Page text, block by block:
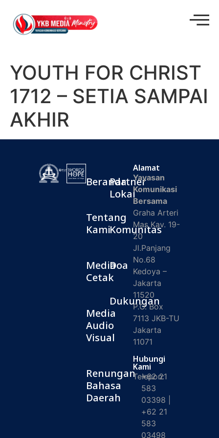
YOUTH FOR CHRIST
1712 – SETIA SAMPAI
AKHIR
Beranda
Tentang
Kami
Media
Cetak
Media
Audio
Visual
Renungan
Bahasa
Daerah
Partner
Lokal
Komunitas
Doa
Dukungan
Alamat
Yayasan
Komunikasi
Bersama
Graha Arteri
Mas Kav. 19-
20
Jl.Panjang
No.68
Kedoya –
Jakarta
11520
P.O. Box
7113 JKB-TU
Jakarta
11071
Hubungi
Kami
Telepon:
+62 21
583
03398 |
+62 21
583
03498